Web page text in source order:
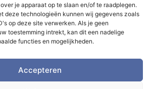
je apparaat op te slaan en/of te raadplegen.
deze technologieën kunnen wij gegevens zoals
op deze site verwerken. Als je geen
toestemming intrekt, kan dit een nadelige
functies en mogelijkheden.
Accepteren